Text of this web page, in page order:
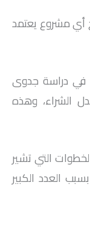
أي مشروع يعتمد
في دراسة جدوى
الشراء، وهذه
التي تشير
العدد الكبير